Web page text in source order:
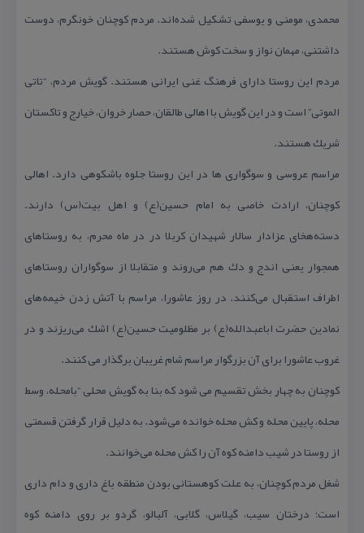
محمدی، مومنی و یوسفی تشكیل شده‌اند. مردم كوچنان خونگرم، دوست
داشتنی، مهمان نواز و سخت كوش هستند.
مردم این روستا دارای فرهنگ غنی ایرانی هستند. گویش مردم، “تاتی
الموتی” است و در این گویش با اهالی طالقان، حصار خروان، خیارج و تاكستان
شریك هستند.
مراسم عروسی و سوگواری ها در این روستا جلوه باشكوهی دارد. اهالی
كوچنان، ارادت خاصی به امام حسین(ع) و اهل بیت(س) دارند.
دسته‌هخای عزادار سالار شهیدان كربلا در در ماه محرم، به روستاهای
همجوار یعنی اندج و دك هم می‌روند و متقابلا از سوگواران روستاهای
اطراف استقبال می‌كنند. در روز عاشورا، مراسم با آتش زدن خیمه‌های
نمادین حضرت اباعبدالله(ع) بر مظلومیت حسین(ع) اشك می‌ریزند و در
غروب عاشورا برای آن بزرگوار مراسم شام غریبان برگذار می كنند.
كوچنان به چهار بخش تقسیم می شود كه بنا به گویش محلی “بامحله، وسط
محله، پایین محله و كش محله خوانده می‌شود. به دلیل قرار گرفتن قسمتی
از روستا در شیب دامنه كوه آن را كش محله می‌خوانند.
شغل مردم كوچنان، به علت كوهستانی بودن منطقه باغ داری و دام داری
است؛ درختان سیب، گیلاس، گلابی، آلبالو، گردو بر روی دامنه كوه